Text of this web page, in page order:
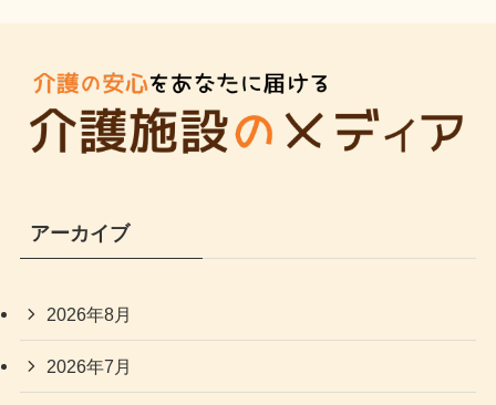
アーカイブ
2026年8月
2026年7月